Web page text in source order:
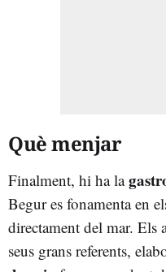
Què menjar
Finalment, hi ha la
Begur es fonamenta en
directament del mar. Els
seus grans referents,